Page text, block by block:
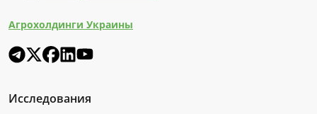
Агрохолдинги Украины
Исследования